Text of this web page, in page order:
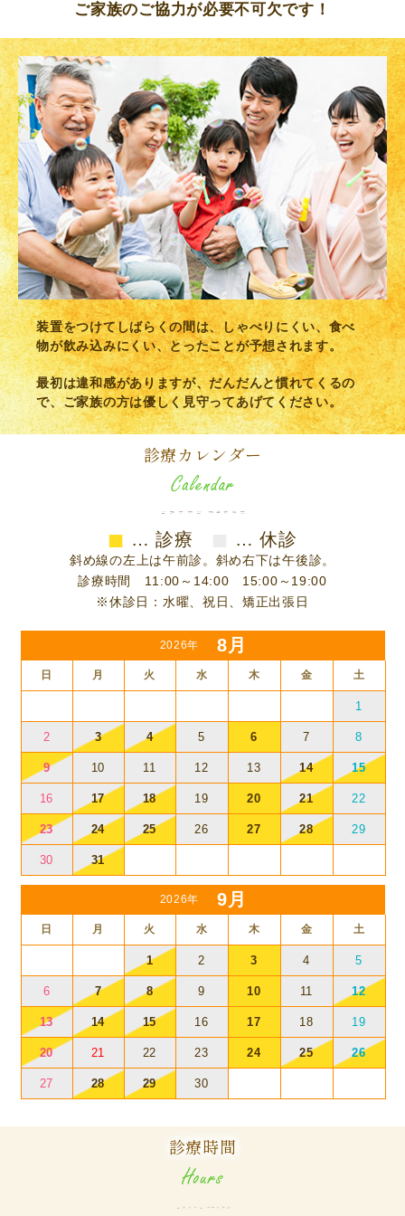
ご家族のご協力が必要不可欠です！
装置をつけてしばらくの間は、しゃべりにくい、食べ
物が飲み込みにくい、とったことが予想されます。
最初は違和感がありますが、だんだんと慣れてくるの
で、ご家族の方は優しく見守ってあげてください。
診療カレンダー
■ … 診療 … 休診
斜め線の左上は午前診。斜め右下は午後診。
診療時間 11:00～14:00 15:00～19:00
※休診日：水曜、祝日、矯正出張日
2026年 8月
日 月 火 水 木 金 土
1
2 3 4 5 6 7 8
9 10 11 12 13 14 15
16 17 18 19 20 21 22
23 24 25 26 27 28 29
30 31
2026年 9月
日 月 火 水 木 金 土
1 2 3 4 5
6 7 8 9 10 11 12
13 14 15 16 17 18 19
20 21 22 23 24 25 26
27 28 29 30
診療時間